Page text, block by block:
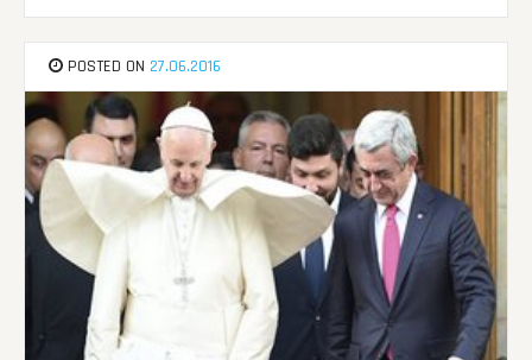
POSTED ON 27.06.2016